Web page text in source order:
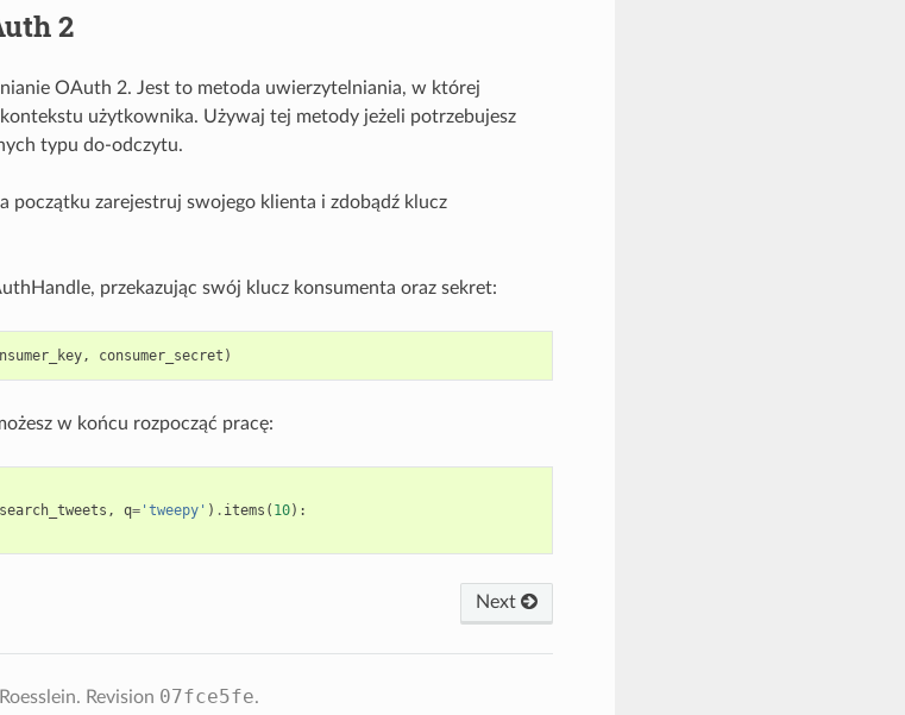
2
OAuth 2. Jest to metoda uwierzytelniania, w której
kontekstu użytkownika. Używaj tej metody jeżeli potrzebujesz
typu do-odczytu.
początku zarejestruj swojego klienta i zdobądź klucz
przekazując swój klucz konsumenta oraz sekret:
, consumer_secret )
w końcu rozpocząć pracę:
search_tweets , q='tweepy' ) . items ( 10):
Next
Revision 07fce5fe.